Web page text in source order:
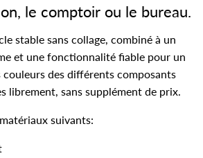
le comptoir ou le bureau.
stable sans collage, combiné à un
et une fonctionnalité fiable pour un
couleurs des différents composants
librement, sans supplément de prix.
suivants: